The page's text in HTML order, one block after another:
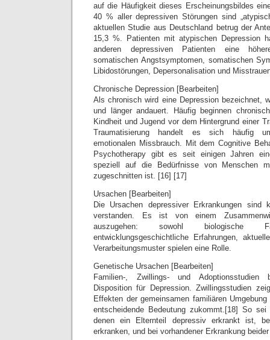
auf die Häufigkeit dieses Erscheinungsbildes
40 % aller depressiven Störungen sind
aktuellen Studie aus Deutschland betrug der
15,3 %. Patienten mit atypischen Depression
anderen depressiven Patienten eine
somatischen Angstsymptomen, somatischen
Libidostörungen, Depersonalisation und
Chronische Depression [Bearbeiten]
Als chronisch wird eine Depression bezeichnet,
und länger andauert. Häufig beginnen
Kindheit und Jugend vor dem Hintergrund einer
Traumatisierung handelt es sich häufig
emotionalen Missbrauch. Mit dem Cognitive
Psychotherapy gibt es seit einigen Jahren
speziell auf die Bedürfnisse von Menschen
zugeschnitten ist. [16] [17]
Ursachen [Bearbeiten]
Die Ursachen depressiver Erkrankungen sind
verstanden. Es ist von einem
auszugehen: sowohl biologische
entwicklungsgeschichtliche Erfahrungen,
Verarbeitungsmuster spielen eine Rolle.
Genetische Ursachen [Bearbeiten]
Familien-, Zwillings- und Adoptionsstudien
Disposition für Depression. Zwillingsstudien
Effekten der gemeinsamen familiären
entscheidende Bedeutung zukommt.[18] So
denen ein Elternteil depressiv erkrankt ist,
erkranken, und bei vorhandener Erkrankung